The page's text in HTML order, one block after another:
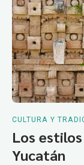
CULTURA Y
Los
Yucatán